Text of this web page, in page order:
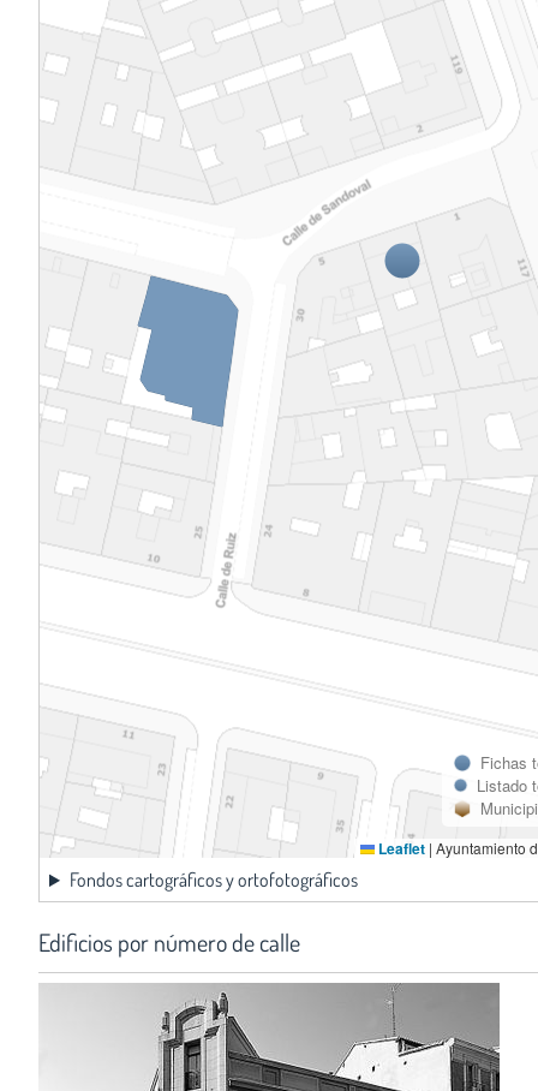
Fichas
Listado
Leaflet | Ayuntamiento
Fondos cartográficos y ortofotográficos
Edificios por número de calle